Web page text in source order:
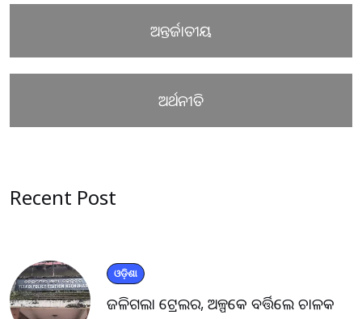
ଅନ୍ତର୍ଜାତୀୟ
ଅର୍ଥନୀତି
Recent Post
ଓଡ଼ିଶା
ଜଳିଗଲା ଟ୍ରେଲର, ଅଳ୍ପକେ ବର୍ତ୍ତିଲେ ଚାଳକ